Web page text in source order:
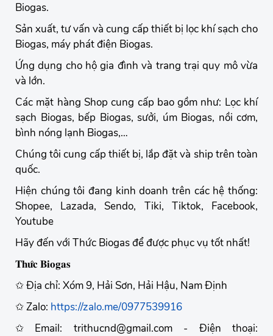
Biogas.
Sản xuất, tư vấn và cung cấp thiết bị lọc khí sạch cho
Biogas, máy phát điện Biogas.
Ứng dụng cho hộ gia đình và trang trại quy mô vừa
và lớn.
Các mặt hàng Shop cung cấp bao gồm như: Lọc khí
sạch Biogas, bếp Biogas, sưởi, úm Biogas, nồi cơm,
bình nóng lạnh Biogas,…
Chúng tôi cung cấp thiết bị, lắp đặt và ship trên toàn
quốc.
Hiện chúng tôi đang kinh doanh trên các hệ thống:
Shopee, Lazada, Sendo, Tiki, Tiktok, Facebook,
Youtube
Hãy đến với Thức Biogas để được phục vụ tốt nhất!
𝐓𝐡𝐮̛́𝐜 𝐁𝐢𝐨𝐠𝐚𝐬
✩ Địa chỉ: Xóm 9, Hải Sơn, Hải Hậu, Nam Định
✩ Zalo: https://zalo.me/0977539916
✩ Email: trithucnd@gmail.com - Điện thoại: